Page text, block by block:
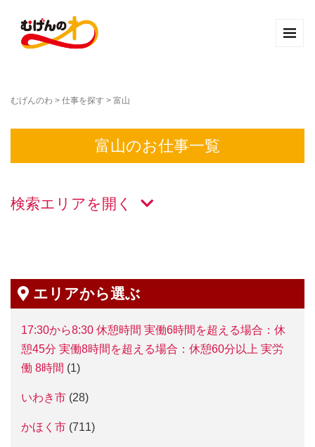
むげんのわ > 仕事を探す > 富山
富山のお仕事一覧
検索エリアを
エリアから選ぶ
17:30から8:30 休憩時間 実働6時間を超える場合：休
憩45分 実働8時間を超える場合：休憩60分以上 実労
働 8時間 (1)
いわき市 (28)
かほく市 (711)